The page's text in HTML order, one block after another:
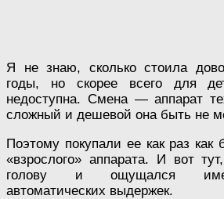
Я не знаю, сколько стоила
годы, но скорее всего для
недоступна. Смена — аппарат
сложный и дешевой она быть не
Поэтому покупали ее как раз как
«взрослого» аппарата. И вот
голову и ощущался
автоматических выдержек.